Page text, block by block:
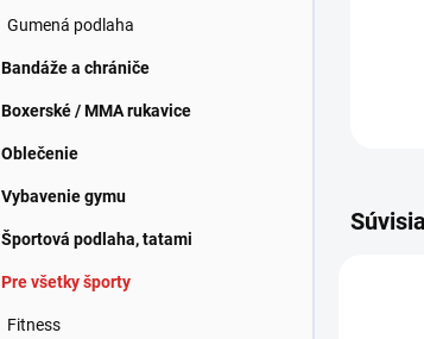
Gumená podlaha
Bandáže a chrániče
Boxerské / MMA rukavice
Oblečenie
Vybavenie gymu
Športová podlaha, tatami
Pre všetky športy
Fitness